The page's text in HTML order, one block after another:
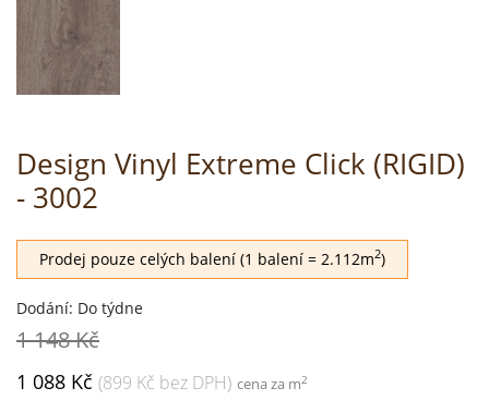
Design Vinyl Extreme Click (RIGID)
- 3002
Prodej pouze celých balení (1 balení = 2.112m2)
Dodání: Do týdne
1 148 Kč
1 088 Kč (899 Kč bez DPH) cena za m2